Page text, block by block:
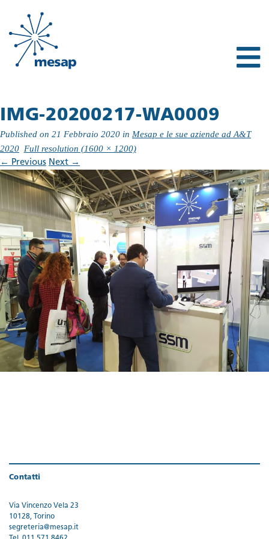
IMG-20200217-WA0009
Published on 21 Febbraio 2020 in Mesap e le sue aziende ad A&T
2020 Full resolution (1600 × 1200)
← Previous Next →
Contatti
Via Vincenzo Vela 23
10128, Torino
segreteria@mesap.it